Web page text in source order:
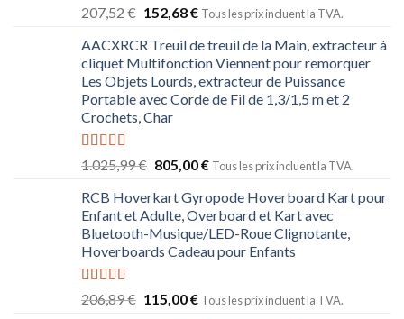
Note5.00
sur 5
207,52€ 152,68€ Tous les prix incluent la TVA.
AACXRCR Treuil de treuil de la Main, extracteur à
cliquet Multifonction Viennent pour remorquer
Les Objets Lourds, extracteur de Puissance
Portable avec Corde de Fil de 1,3/1,5 m et 2
Crochets, Char
Note5.00
1.025,99€ 805,00€ Tous les prix incluent la TVA.
RCB Hoverkart Gyropode Hoverboard Kart pour
Enfant et Adulte, Overboard et Kart avec
Bluetooth-Musique/LED-Roue Clignotante,
Hoverboards Cadeau pour Enfants
Note5.00
sur 5
206,89€ 115,00€ Tous les prix incluent la TVA.